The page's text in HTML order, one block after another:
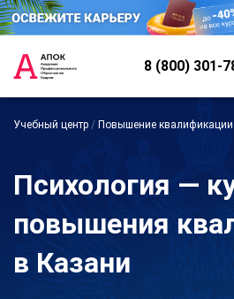
8 (800) 301-
Учебный центр / Повышение квалификации
Психология —
повышения
в Казани